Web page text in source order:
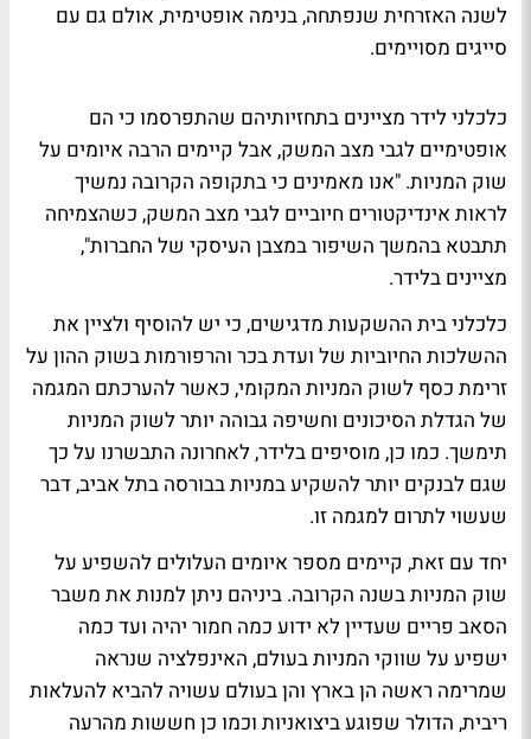
לשנה האזרחית שנפתחה, בנימה אופטימית, אולם גם עם
סייגים מסויימים.
כלכלני לידר מציינים בתחזיותיהם שהתפרסמו כי הם
אופטימיים לגבי מצב המשק, אבל קיימים הרבה איומים על
שוק המניות. "אנו מאמינים כי בתקופה הקרובה נמשיך
לראות אינדיקטורים חיוביים לגבי מצב המשק, כשהצמיחה
תתבטא בהמשך השיפור במצבן העיסקי של החברות",
מציינים בלידר.
כלכלני בית ההשקעות מדגישים, כי יש להוסיף ולציין את
ההשלכות החיוביות של ועדת בכר והרפורמות בשוק ההון על
זרימת כסף לשוק המניות המקומי, כאשר להערכתם המגמה
של הגדלת הסיכונים וחשיפה גבוהה יותר לשוק המניות
תימשך. כמו כן, מוסיפים בלידר, לאחרונה התבשרנו על כך
שגם לבנקים יותר להשקיע במניות בבורסה בתל אביב, דבר
שעשוי לתרום למגמה זו.
יחד עם זאת, קיימים מספר איומים העלולים להשפיע על
שוק המניות בשנה הקרובה. ביניהם ניתן למנות את משבר
הסאב פריים שעדיין לא ידוע כמה חמור יהיה ועד כמה
ישפיע על שווקי המניות בעולם, האינפלציה שנראה
שמרימה ראשה הן בארץ והן בעולם עשויה להביא להעלאות
ריבית, הדולר שפוגע ביצואניות וכמו כן חששות מהרעה